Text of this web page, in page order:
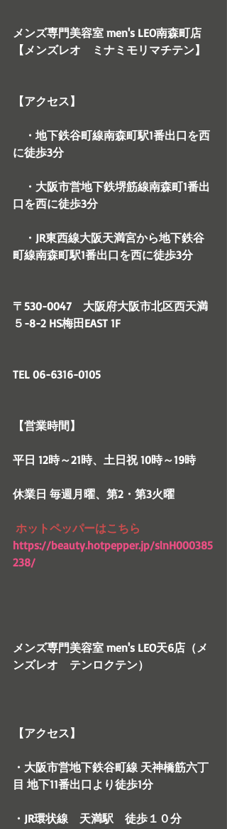
メンズ専門美容室 men's LEO南森町店
【メンズレオ　ミナミモリマチテン】
【アクセス】
・地下鉄谷町線南森町駅1番出口を西
に徒歩3分
・大阪市営地下鉄堺筋線南森町1番出
口を西に徒歩3分
・JR東西線大阪天満宮から地下鉄谷
町線南森町駅1番出口を西に徒歩3分
〒530-0047　大阪府大阪市北区西天満
５-8-2 HS梅田EAST 1F
TEL 06-6316-0105
【営業時間】
平日 12時～21時、土日祝 10時～19時
休業日 毎週月曜、第2・第3火曜
ホットペッパーはこちら
https://beauty.hotpepper.jp/slnH000385
238/
メンズ専門美容室 men's LEO天6店（メ
ンズレオ　テンロクテン）
【アクセス】
・大阪市営地下鉄谷町線 天神橋筋六丁
目 地下11番出口より徒歩1分
・JR環状線　天満駅　徒歩１０分